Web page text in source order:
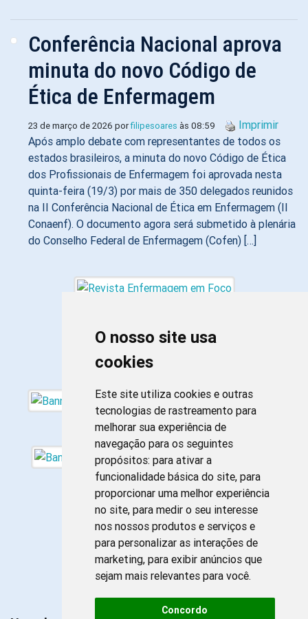
O nosso site usa
cookies
Este site utiliza cookies e outras
tecnologias de rastreamento para
melhorar sua experiência de
navegação para os seguintes
propósitos: para ativar a
funcionalidade básica do site, para
proporcionar uma melhor experiência
no site, para medir o seu interesse
nos nossos produtos e serviços e
para personalizar as interações de
marketing, para exibir anúncios que
sejam mais relevantes para você.
Concordo
Conferência Nacional aprova
minuta do novo Código de
Ética de Enfermagem
23 de março de 2026 porfilipesoares às 08:59
Imprimir
Após amplo debate com representantes de todos os
estados brasileiros, a minuta do novo Código de Ética
dos Profissionais de Enfermagem foi aprovada nesta
quinta-feira (19/3) por mais de 350 delegados reunidos
na II Conferência Nacional de Ética em Enfermagem (II
Conaenf). O documento agora será submetido à plenária
do Conselho Federal de Enfermagem (Cofen) […]